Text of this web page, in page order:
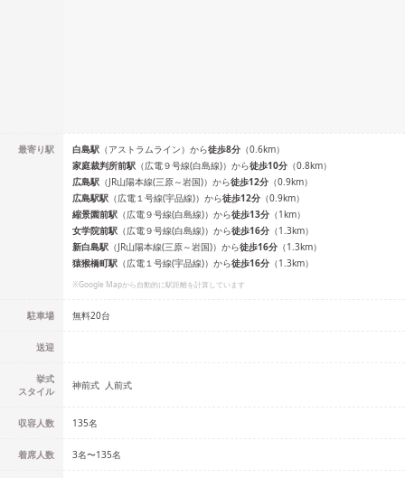
最寄り駅 白島駅 （アストラムライン） から徒歩8分 （0.6km）
家庭裁判所前駅 （広電９号線(白島線)） から徒歩10分 （0.8km）
広島駅 （JR山陽本線(三原～岩国)） から徒歩12分 （0.9km）
広島駅駅 （広電１号線(宇品線)） から徒歩12分 （0.9km）
縮景園前駅 （広電９号線(白島線)） から徒歩13分 （1km）
女学院前駅 （広電９号線(白島線)） から徒歩16分 （1.3km）
新白島駅 （JR山陽本線(三原～岩国)） から徒歩16分 （1.3km）
猿猴橋町駅 （広電１号線(宇品線)） から徒歩16分 （1.3km）
※Google Mapから自動的に駅距離を計算しています
駐車場 無料20台
送迎
挙式
スタイル
神前式 人前式
収容人数 135名
着席人数 3名〜135名